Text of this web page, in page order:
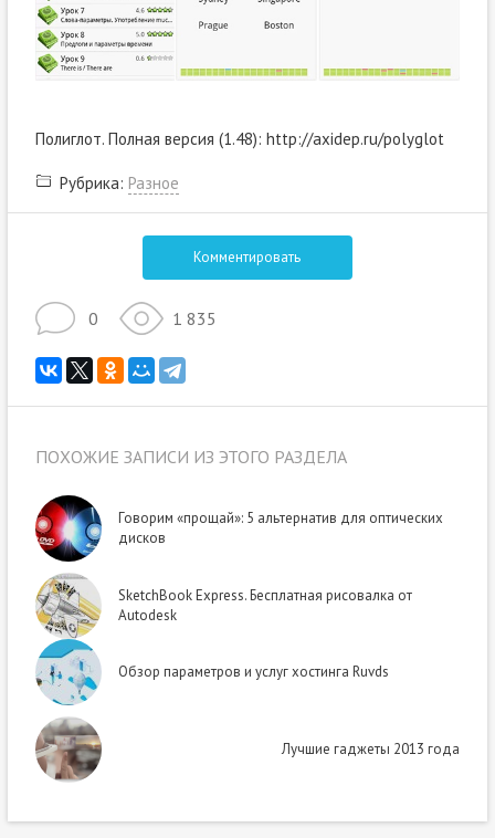
Полиглот. Полная версия (1.48): http://axidep.ru/polyglot
Рубрика: Разное
Комментировать
0 1 835
ПОХОЖИЕ ЗАПИСИ ИЗ ЭТОГО РАЗДЕЛА
Говорим «прощай»: 5 альтернатив для оптических
дисков
SketchBook Express. Бесплатная рисовалка от
Autodesk
Обзор параметров и услуг хостинга Ruvds
Лучшие гаджеты 2013 года